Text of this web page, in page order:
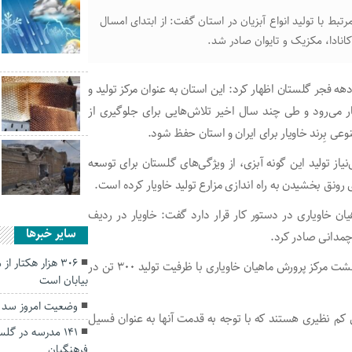
با تولید انواع آبزیان در استان گفت: از ابتدای امسال
گلستان اظهار کرد: این استان به عنوان مرکز تولید و
می‌رود و طی چند سال اخیر تلاش‌هایی برای جلوگیری از
بِرند خاویار برای ایران و استان حفظ شود.
تولید این گونه آبزی، از ویژگی‌های گلستان برای توسعه
بخشیدن به راه اندازی مزارع تولید خاویار کرده است.
خاویاری در دستور کار قرار دارد گفت: خاویار در ردیف
صادر کرد.
جباری به فرارسیدن دهه فجر اشاره کرد و گفت: در این ایام، هشت مرکز پرورش ماهیان خاویاری با ظرفیت تولید ۳۰۰ تن در
کم نظیری هستند که با توجه به قدمت آنها به عنوان فسیل
سایر خبرها
۳۰۶ هزار
بیابان است
وضعیت امروز
۱۴۱ مدرسه در